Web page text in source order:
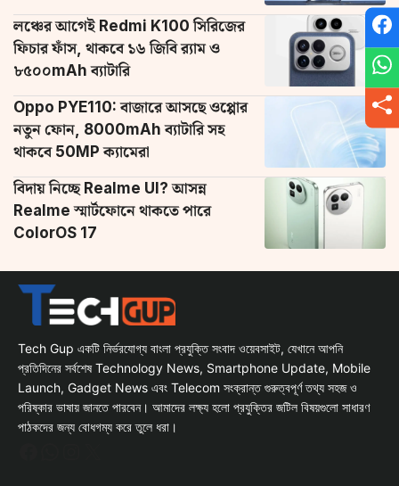
লঞ্চের আগেই Redmi K100 সিরিজের
ফিচার ফাঁস, থাকবে ১৬ জিবি র‌্যাম ও
৮৫০০mAh ব্যাটারি
Oppo PYE110: বাজারে আসছে ওপ্পোর
নতুন ফোন, 8000mAh ব্যাটারি সহ
থাকবে 50MP ক্যামেরা
বিদায় নিচ্ছে Realme UI? আসন্ন
Realme স্মার্টফোনে থাকতে পারে
ColorOS 17
Tech Gup একটি নির্ভরযোগ্য বাংলা প্রযুক্তি সংবাদ ওয়েবসাইট, যেখানে আপনি
প্রতিদিনের সর্বশেষ Technology News, Smartphone Update, Mobile
Launch, Gadget News এবং Telecom সংক্রান্ত গুরুত্বপূর্ণ তথ্য সহজ ও
পরিষ্কার ভাষায় জানতে পারবেন। আমাদের লক্ষ্য হলো প্রযুক্তির জটিল বিষয়গুলো সাধারণ
পাঠকদের জন্য বোধগম্য করে তুলে ধরা।